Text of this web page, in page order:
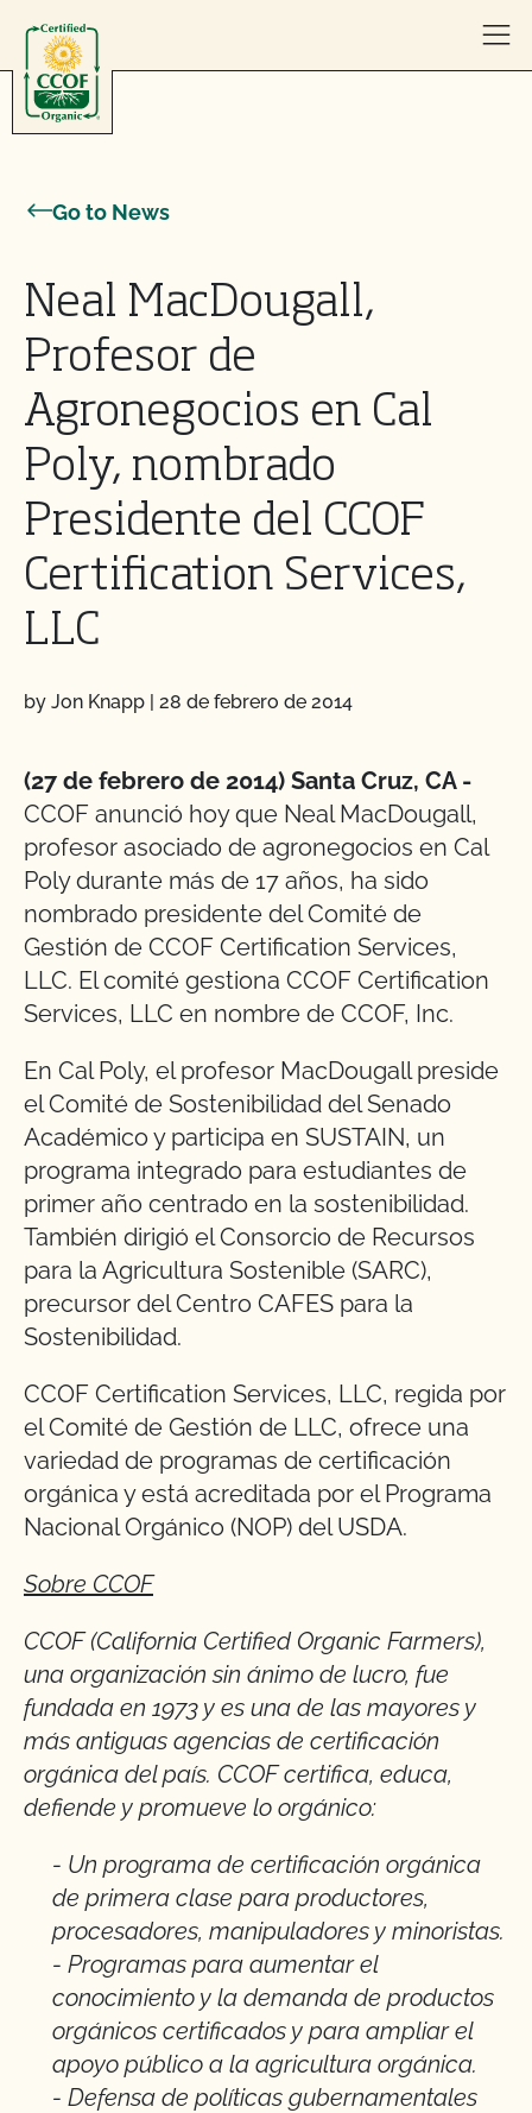
Go to News
Neal MacDougall,
Profesor de
Agronegocios en Cal
Poly, nombrado
Presidente del CCOF
Certification Services,
LLC
by Jon Knapp | 28 de febrero de 2014
(27 de febrero de 2014) Santa Cruz, CA -
CCOF anunció hoy que Neal MacDougall,
profesor asociado de agronegocios en Cal
Poly durante más de 17 años, ha sido
nombrado presidente del Comité de
Gestión de CCOF Certification Services,
LLC. El comité gestiona CCOF Certification
Services, LLC en nombre de CCOF, Inc.
En Cal Poly, el profesor MacDougall preside
el Comité de Sostenibilidad del Senado
Académico y participa en SUSTAIN, un
programa integrado para estudiantes de
primer año centrado en la sostenibilidad.
También dirigió el Consorcio de Recursos
para la Agricultura Sostenible (SARC),
precursor del Centro CAFES para la
Sostenibilidad.
CCOF Certification Services, LLC, regida por
el Comité de Gestión de LLC, ofrece una
variedad de programas de certificación
orgánica y está acreditada por el Programa
Nacional Orgánico (NOP) del USDA.
Sobre CCOF
CCOF (California Certified Organic Farmers),
una organización sin ánimo de lucro, fue
fundada en 1973 y es una de las mayores y
más antiguas agencias de certificación
orgánica del país. CCOF certifica, educa,
defiende y promueve lo orgánico:
- Un programa de certificación orgánica
de primera clase para productores,
procesadores, manipuladores y minoristas.
- Programas para aumentar el
conocimiento y la demanda de productos
orgánicos certificados y para ampliar el
apoyo público a la agricultura orgánica.
- Defensa de políticas gubernamentales